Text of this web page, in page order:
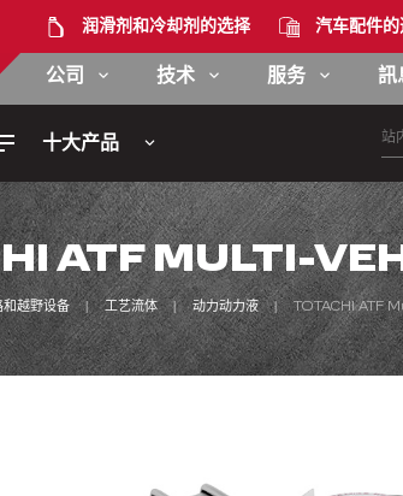
润滑剂和冷却剂的选择 汽车配件
公司 技术 服务 訊
十大产品
ATF MULTI-
和越野设备 工艺流体 动力动力液 TOTACHI ATF